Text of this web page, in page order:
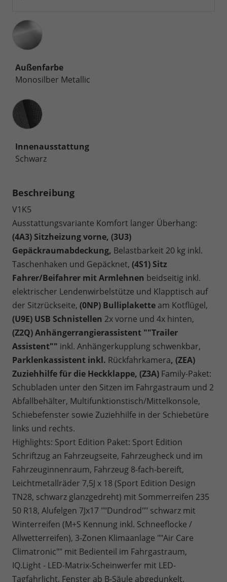
Außenfarbe
Monosilber Metallic
Innenausstattung
Innenausstattung
Schwarz
Beschreibung
V1K5
Ausstattungsvariante Komfort langer Überhang:
(4A3) Sitzheizung vorne, (3U3)
Gepäckraumabdeckung, Belastbarkeit 20 kg inkl.
Taschenhaken und Gepäcknet, (4S1) Sitz
Fahrer/Beifahrer mit Armlehnen beidseitig inkl.
elektrischer Lendenwirbelstütze und Klapptisch auf
der Sitzrückseite, (0NP) Bulliplakette am Kotflügel,
(U9E) USB Schnistellen 2x vorne und 4x hinten,
(Z2Q) Anhängerrangierassistent ""Trailer
Assistent"" inkl. Anhängerkupplung schwenkbar,
Parklenkassistent inkl. Rückfahrkamera, (ZEA)
Zuziehhilfe für die Heckklappe, (Z3A) Family-Paket:
Schubladen unter den Sitzen im Fahrgastraum und 2
Abfallbehälter, Multifunktionstisch/Mittelkonsole,
Schiebefenster sowie Zuziehhilfe in der Schiebetüre
links und rechts.
Highlights: Sport Edition Paket: Sport Edition
Schriftzug an Fahrzeugseite, Fahrzeugheck und im
Fahrzeuginnenraum, Fahrzeug 8-fach-bereift,
Leichtmetallräder 7,5J x 18 (Sport Edition Design
TN28, schwarz glanzgedreht) mit Sommerreifen 235
50 R18, Alufelgen 7Jx17 ""Dundrod"" schwarz mit
Winterreifen (M+S Kennung inkl. Schneeflocke /
Allwetterreifen), 3-Zonen Klimaanlage ""Air Care
Climatronic"" mit Bedienteil im Fahrgastraum,
IQ.Light - LED-Matrix-Scheinwerfer mit LED-
Tagfahrlicht, Fenster ab B-Säule abgedunkelt,